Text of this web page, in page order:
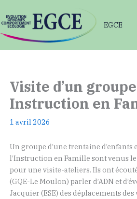
au
contenu
EGCE
Visite d’un groupe
Instruction en
1 avril 2026
Un groupe d’une trentaine d’enfants
l’Instruction en Famille sont venus le
pour une visite-ateliers. Ils ont
(GQE-Le Moulon) parler d’ADN et
Jacquier (ESE) des déplacements